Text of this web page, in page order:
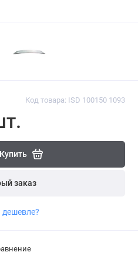
Код товара: ISD 100150 1093
Купить
заказ